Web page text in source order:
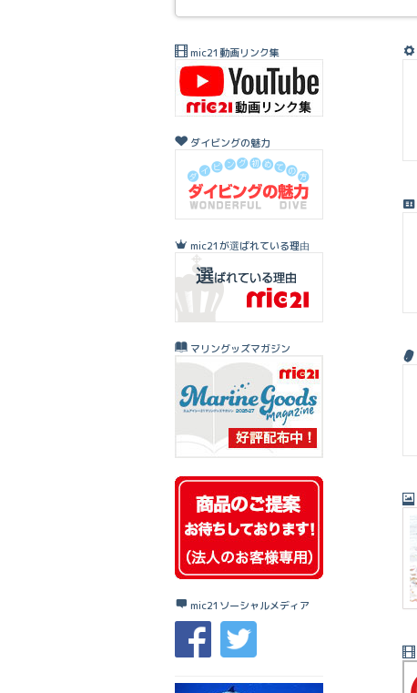
ウェイクセット
mic21動画リンク集
ダイビングの魅力
mic21が選ばれている理由
マリングッズマガジン
mic21ソーシャルメディア